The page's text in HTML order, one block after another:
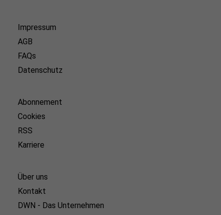
Impressum
AGB
FAQs
Datenschutz
Abonnement
Cookies
RSS
Karriere
Über uns
Kontakt
DWN - Das Unternehmen